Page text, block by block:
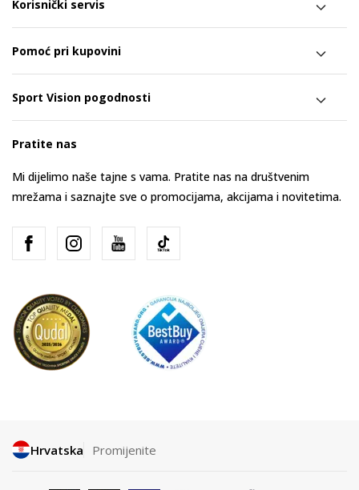
Korisnički servis
Pomoć pri kupovini
Sport Vision pogodnosti
Pratite nas
Mi dijelimo naše tajne s vama. Pratite nas na društvenim
mrežama i saznajte sve o promocijama, akcijama i novitetima.
Hrvatska Promijenite